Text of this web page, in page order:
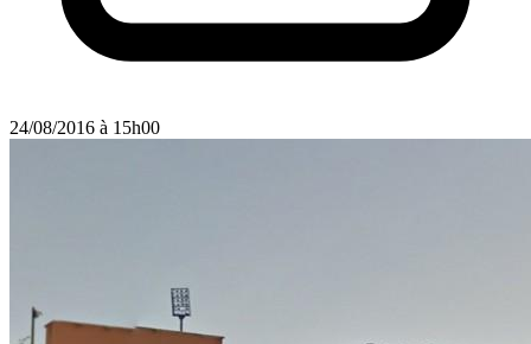
24/08/2016 à 15h00